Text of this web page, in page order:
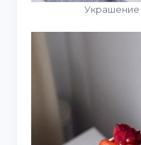
Украшение